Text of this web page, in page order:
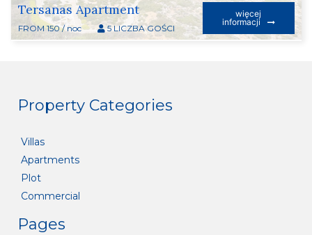
Tersanas Apartment
FROM 150 / noc 5 LICZBA GOŚCI
więcej
informacji
Property Categories
Villas
Apartments
Plot
Commercial
Pages